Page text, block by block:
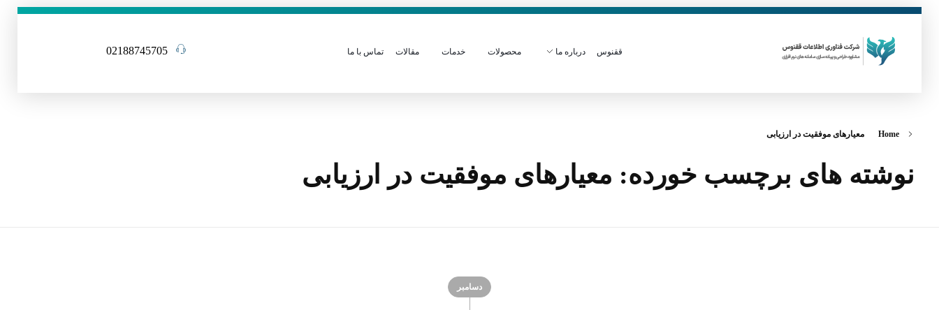
ققنوس درباره ما محصولات خدمات مقالات تماس با ما 02188745705
Home معیارهای موفقیت در ارزیابی
نوشته های برچسب خورده: معیارهای موفقیت در ارزیابی
دسامبر